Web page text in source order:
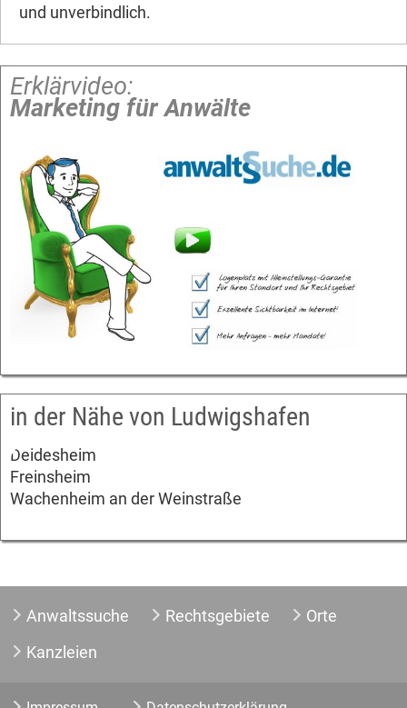
und unverbindlich.
Erklärvideo:
Marketing für Anwälte
in der Nähe von Ludwigshafen
Deidesheim
Freinsheim
Wachenheim an der Weinstraße
Anwaltssuche Rechtsgebiete
Orte
Kanzleien